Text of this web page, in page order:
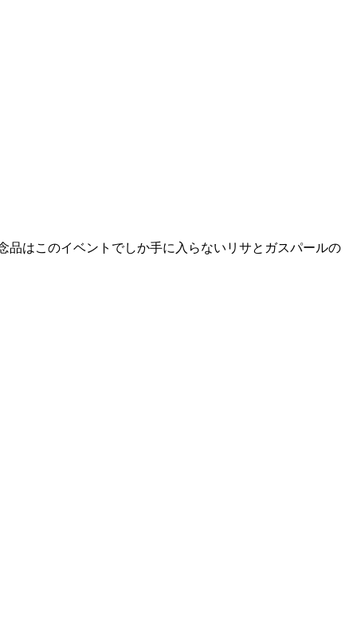
品はこのイベントでしか手に入らないリサとガスパールの